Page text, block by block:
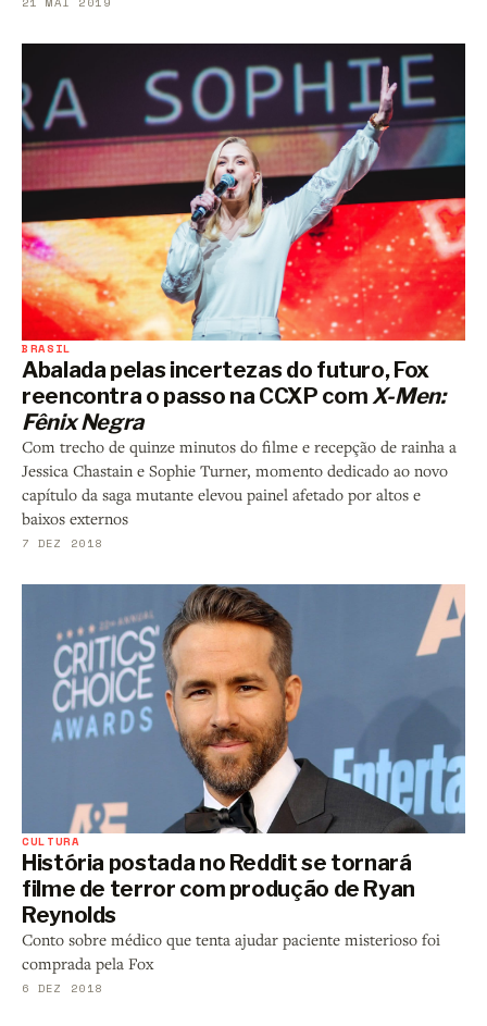
BRASIL
Abalada pelas incertezas do futuro, Fox
reencontra o passo na CCXP com X-Men:
Fênix Negra
Com trecho de quinze minutos do filme e recepção de rainha a
Jessica Chastain e Sophie Turner, momento dedicado ao novo
capítulo da saga mutante elevou painel afetado por altos e
baixos externos
7 DEZ 2018
CULTURA
História postada no Reddit se tornará
filme de terror com produção de Ryan
Reynolds
Conto sobre médico que tenta ajudar paciente misterioso foi
comprada pela Fox
6 DEZ 2018